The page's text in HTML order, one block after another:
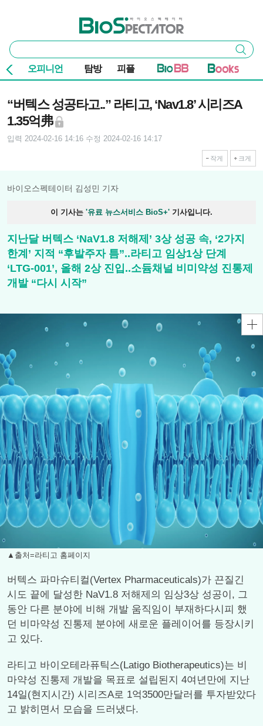
바이오스펙테이터
통
합
검
색
검색
오피니언 탐방 피플
“버텍스 성공타고..” 라티고, ‘Nav1.8’ 시리즈A
1.35억弗
입력 2024-02-16 14:16 수정 2024-02-16 14:17
작게 크게
바이오스펙테이터 김성민 기자
이 기사는 '유료 뉴스서비스 BioS+' 기사입니다.
지난달 버텍스 ‘NaV1.8 저해제’ 3상 성공 속, ‘2가지
한계’ 지적 “후발주자 틈”..라티고 임상1상 단계
‘LTG-001’, 올해 2상 진입..소듐채널 비미약성 진통제
개발 “다시 시작”
▲출처=라티고 홈페이지
버텍스 파마슈티컬(Vertex Pharmaceuticals)가 끈질긴
시도 끝에 달성한 NaV1.8 저해제의 임상3상 성공이, 그
동안 다른 분야에 비해 개발 움직임이 부재하다시피 했
던 비마약성 진통제 분야에 새로운 플레이어를 등장시키
고 있다.
라티고 바이오테라퓨틱스(Latigo Biotherapeutics)는 비
마약성 진통제 개발을 목표로 설립된지 4여년만에 지난
14일(현지시간) 시리즈A로 1억3500만달러를 투자받았다
고 밝히면서 모습을 드러냈다.